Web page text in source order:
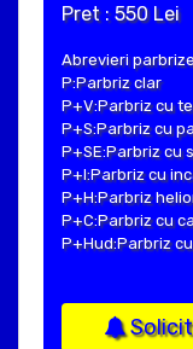
Pret : 550 Lei
Abrevieri
P:Parbriz clar
P+V:Parbriz cu
P+S:Parbriz cu
P+SE:Parbriz cu
P+I:Parbriz cu
P+H:Parbriz
P+C:Parbriz cu
P+Hud:Parbriz